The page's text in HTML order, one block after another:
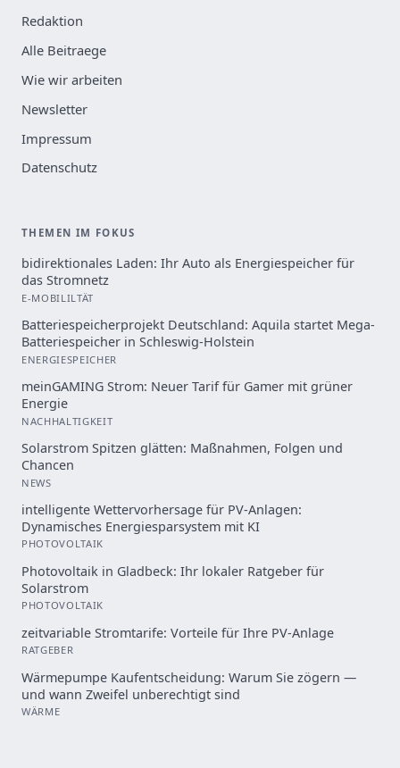
Redaktion
Alle Beitraege
Wie wir arbeiten
Newsletter
Impressum
Datenschutz
THEMEN IM FOKUS
bidirektionales Laden: Ihr Auto als Energiespeicher für
das Stromnetz
E-MOBILILTÄT
Batteriespeicherprojekt Deutschland: Aquila startet Mega-
Batteriespeicher in Schleswig-Holstein
ENERGIESPEICHER
meinGAMING Strom: Neuer Tarif für Gamer mit grüner
Energie
NACHHALTIGKEIT
Solarstrom Spitzen glätten: Maßnahmen, Folgen und
Chancen
NEWS
intelligente Wettervorhersage für PV-Anlagen:
Dynamisches Energiesparsystem mit KI
PHOTOVOLTAIK
Photovoltaik in Gladbeck: Ihr lokaler Ratgeber für
Solarstrom
PHOTOVOLTAIK
zeitvariable Stromtarife: Vorteile für Ihre PV-Anlage
RATGEBER
Wärmepumpe Kaufentscheidung: Warum Sie zögern —
und wann Zweifel unberechtigt sind
WÄRME